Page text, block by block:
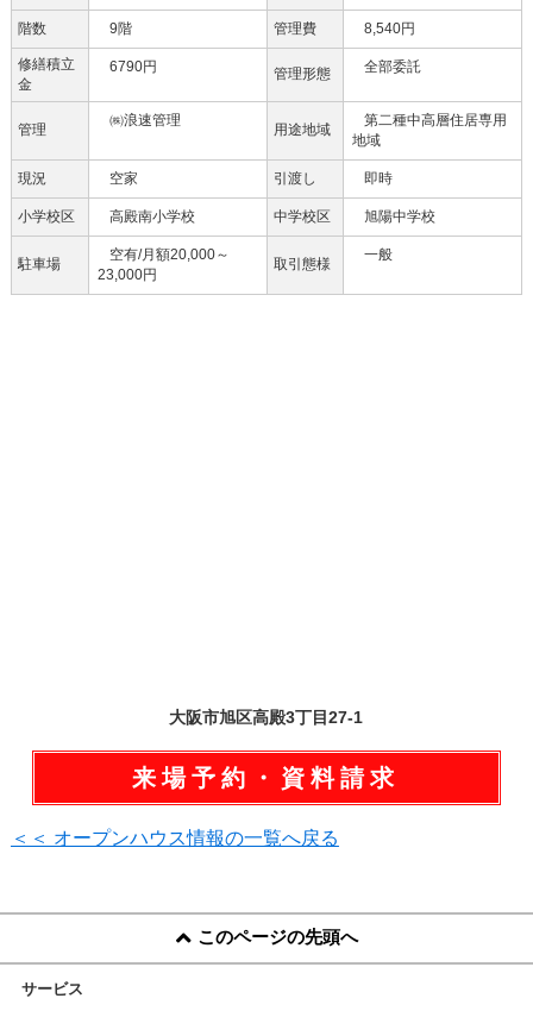
階数 9階 管理費 8,540円
修繕積立
金
6790円 管理形態 全部委託
管理
㈱浪速管理
用途地域
第二種中高層住居専用
地域
現況 空家 引渡し 即時
小学校区 高殿南小学校 中学校区 旭陽中学校
駐車場
空有/月額20,000～
23,000円
取引態様
一般
大阪市旭区高殿3丁目27-1
来場予約・資料請求
＜＜ オープンハウス情報の一覧へ戻る
このページの先頭へ
サービス